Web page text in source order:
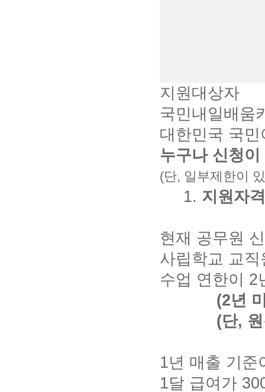
지원대상자
국민내일배움
대한민국 국민
누구나 신청
(단, 일부제한이
1. 지원자
현재 공무원
사립학교 교
수업 연한이 2
(2년
(단,
1년 매출 기준
1달 급여가